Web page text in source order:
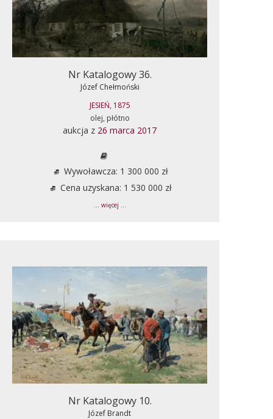
Nr Katalogowy 36.
Józef Chełmoński
JESIEŃ, 1875
olej, płótno
aukcja z 26 marca 2017
Wywoławcza: 1 300 000 zł
Cena uzyskana: 1 530 000 zł
... więcej ...
Nr Katalogowy 10.
Józef Brandt